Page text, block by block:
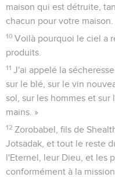
maison qui est détruite,
chacun pour votre maison.
10 Voilà pourquoi le ciel a
produits.
11 J'ai appelé la
sur le blé, sur le vin
sol, sur les hommes et
mains. »
12 Zorobabel, fils de
Jotsadak, et tout le reste
l'Eternel, leur Dieu, et les
conformément à la